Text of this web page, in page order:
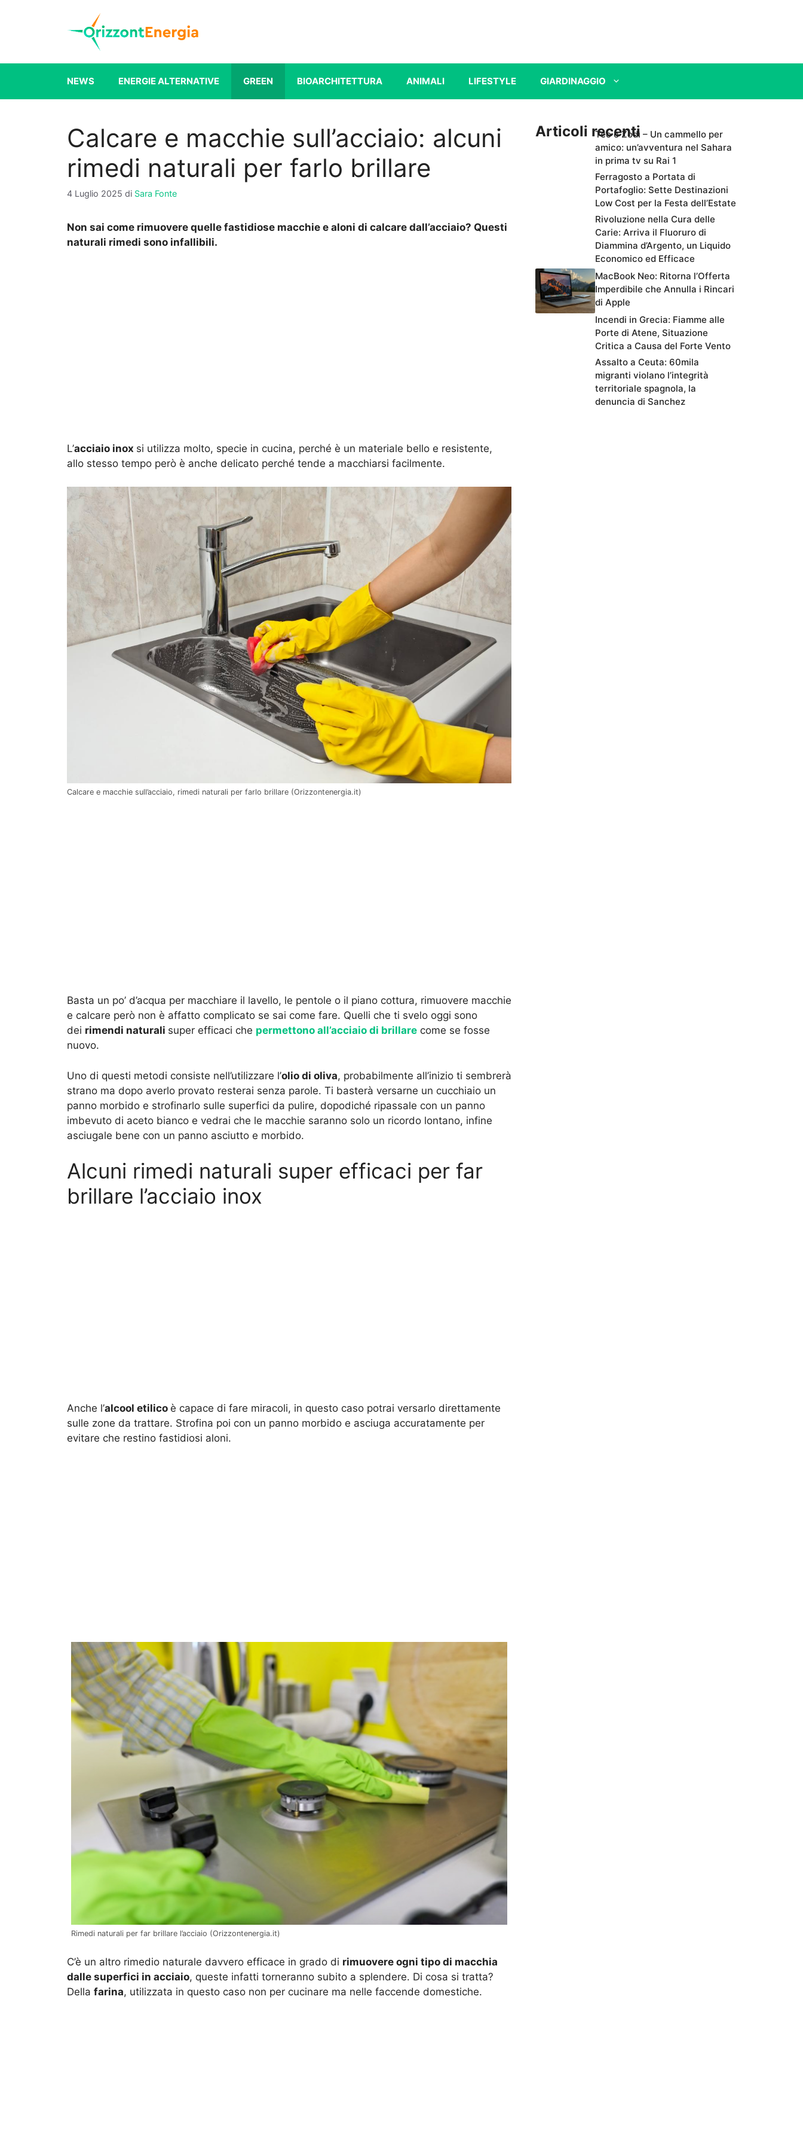
NEWS ENERGIE ALTERNATIVE GREEN BIOARCHITETTURA ANIMALI LIFESTYLE GIARDINAGGIO
Calcare e macchie sull’acciaio: alcuni
rimedi naturali per farlo brillare
4 Luglio 2025 di Sara Fonte
Non sai come rimuovere quelle fastidiose macchie e aloni di calcare dall’acciaio? Questi
naturali rimedi sono infallibili.
L’acciaio inox si utilizza molto, specie in cucina, perché è un materiale bello e resistente,
allo stesso tempo però è anche delicato perché tende a macchiarsi facilmente.
Calcare e macchie sull’acciaio, rimedi naturali per farlo brillare (Orizzontenergia.it)
Basta un po’ d’acqua per macchiare il lavello, le pentole o il piano cottura, rimuovere macchie
e calcare però non è affatto complicato se sai come fare. Quelli che ti svelo oggi sono
dei rimendi naturali super efficaci che permettono all’acciaio di brillare come se fosse
nuovo.
Uno di questi metodi consiste nell’utilizzare l’olio di oliva, probabilmente all’inizio ti sembrerà
strano ma dopo averlo provato resterai senza parole. Ti basterà versarne un cucchiaio un
panno morbido e strofinarlo sulle superfici da pulire, dopodiché ripassale con un panno
imbevuto di aceto bianco e vedrai che le macchie saranno solo un ricordo lontano, infine
asciugale bene con un panno asciutto e morbido.
Alcuni rimedi naturali super efficaci per far
brillare l’acciaio inox
Anche l’alcool etilico è capace di fare miracoli, in questo caso potrai versarlo direttamente
sulle zone da trattare. Strofina poi con un panno morbido e asciuga accuratamente per
evitare che restino fastidiosi aloni.
Rimedi naturali per far brillare l’acciaio (Orizzontenergia.it)
C’è un altro rimedio naturale davvero efficace in grado di rimuovere ogni tipo di macchia
dalle superfici in acciaio, queste infatti torneranno subito a splendere. Di cosa si tratta?
Della farina, utilizzata in questo caso non per cucinare ma nelle faccende domestiche.
Articoli recentiTeo e Zodì – Un cammello per
amico: un’avventura nel Sahara
in prima tv su Rai 1
Ferragosto a Portata di
Portafoglio: Sette Destinazioni
Low Cost per la Festa dell’Estate
Rivoluzione nella Cura delle
Carie: Arriva il Fluoruro di
Diammina d’Argento, un Liquido
Economico ed Efficace
MacBook Neo: Ritorna l’Offerta
Imperdibile che Annulla i Rincari
di Apple
Incendi in Grecia: Fiamme alle
Porte di Atene, Situazione
Critica a Causa del Forte Vento
Assalto a Ceuta: 60mila
migranti violano l’integrità
territoriale spagnola, la
denuncia di Sanchez